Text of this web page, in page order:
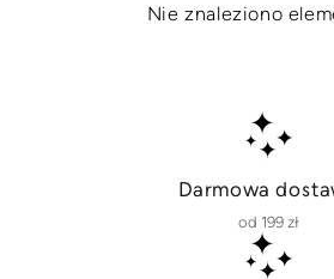
Nie znaleziono
Darmowa
od 199 zł